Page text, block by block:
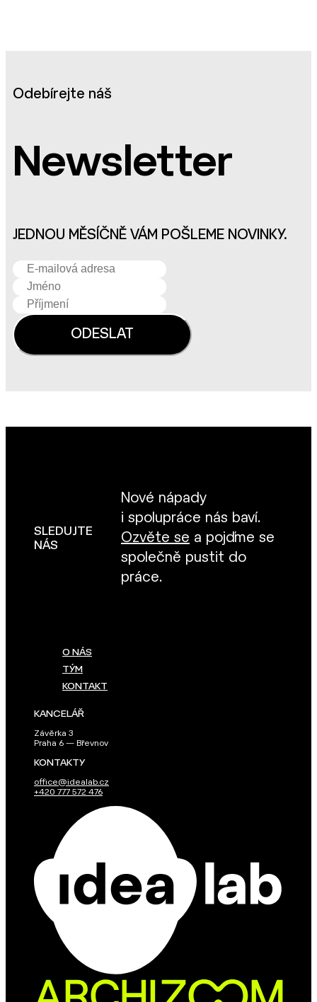
Odebírejte náš
Newsletter
JEDNOU MĚSÍČNĚ VÁM POŠLEME NOVINKY.
SLEDUJTE
NÁS
Nové nápady
i spolupráce nás baví.
Ozvěte se a pojďme se
společně pustit do
práce.
O NÁS
TÝM
KONTAKT
KANCELÁŘ
Závěrka 3
Praha 6 — Břevnov
KONTAKTY
office@idealab.cz
+420 777 572 476